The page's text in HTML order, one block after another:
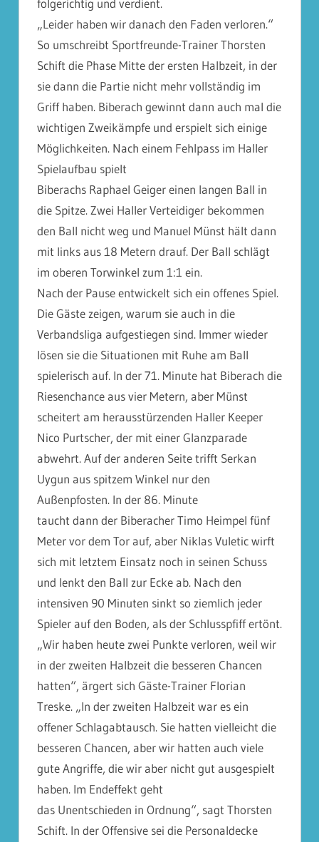
„Leider haben wir danach den Faden verloren.“
So umschreibt Sportfreunde-Trainer Thorsten
Schift die Phase Mitte der ersten Halbzeit, in der
sie dann die Partie nicht mehr vollständig im
Griff haben. Biberach gewinnt dann auch mal die
wichtigen Zweikämpfe und erspielt sich einige
Möglichkeiten. Nach einem Fehlpass im Haller
Spielaufbau spielt
Biberachs Raphael Geiger einen langen Ball in
die Spitze. Zwei Haller Verteidiger bekommen
den Ball nicht weg und Manuel Münst hält dann
mit links aus 18 Metern drauf. Der Ball schlägt
im oberen Torwinkel zum 1:1 ein.
Nach der Pause entwickelt sich ein offenes Spiel.
Die Gäste zeigen, warum sie auch in die
Verbandsliga aufgestiegen sind. Immer wieder
lösen sie die Situationen mit Ruhe am Ball
spielerisch auf. In der 71. Minute hat Biberach die
Riesenchance aus vier Metern, aber Münst
scheitert am herausstürzenden Haller Keeper
Nico Purtscher, der mit einer Glanzparade
abwehrt. Auf der anderen Seite trifft Serkan
Uygun aus spitzem Winkel nur den
Außenpfosten. In der 86. Minute
taucht dann der Biberacher Timo Heimpel fünf
Meter vor dem Tor auf, aber Niklas Vuletic wirft
sich mit letztem Einsatz noch in seinen Schuss
und lenkt den Ball zur Ecke ab. Nach den
intensiven 90 Minuten sinkt so ziemlich jeder
Spieler auf den Boden, als der Schlusspfiff ertönt.
„Wir haben heute zwei Punkte verloren, weil wir
in der zweiten Halbzeit die besseren Chancen
hatten“, ärgert sich Gäste-Trainer Florian
Treske. „In der zweiten Halbzeit war es ein
offener Schlagabtausch. Sie hatten vielleicht die
besseren Chancen, aber wir hatten auch viele
gute Angriffe, die wir aber nicht gut ausgespielt
haben. Im Endeffekt geht
das Unentschieden in Ordnung“, sagt Thorsten
Schift. In der Offensive sei die Personaldecke